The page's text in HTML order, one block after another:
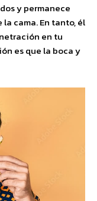
y permanece
cama. En tanto, él
en tu
es que la boca y